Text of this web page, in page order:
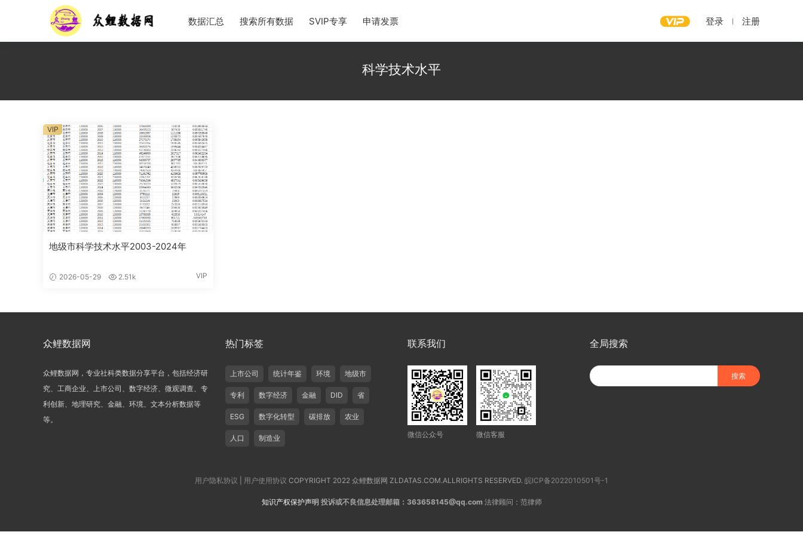
数据汇总 搜索所有数据 SVIP专享 申请发票 登录 注册
科学技术水平
地级市科学技术水平2003-2024年
2026-05-29 2.51k VIP
VIP
众鲤数据网
众鲤数据网，专业社科类数据分享平台，包括经济研
究、工商企业、上市公司、数字经济、微观调查、专
利创新、地理研究、金融、环境、文本分析数据等
等。
热门标签
上市公司 统计年鉴 环境 地级市
专利 数字经济 金融 DID 省
ESG 数字化转型 碳排放 农业
人口 制造业
联系我们
微信公众号 微信客服
全局搜索
用户隐私协议 用户使用协议 COPYRIGHT 2022 众鲤数据网 ZLDATAS.COM.ALLRIGHTS RESERVED. 皖ICP备2022010501号-1
知识产权保护声明 投诉或不良信息处理邮箱：363658145@qq.com 法律顾问：范律师